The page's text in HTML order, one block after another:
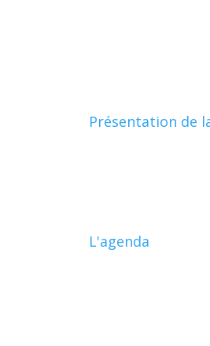
Présentation de
L'agenda